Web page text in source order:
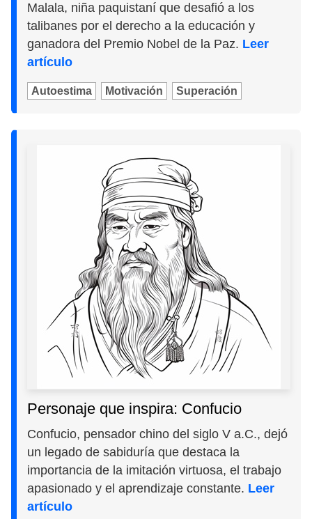
Malala, niña paquistaní que desafió a los
talibanes por el derecho a la educación y
ganadora del Premio Nobel de la Paz. Leer
artículo
Autoestima Motivación Superación
Personaje que inspira: Confucio
Confucio, pensador chino del siglo V a.C., dejó
un legado de sabiduría que destaca la
importancia de la imitación virtuosa, el trabajo
apasionado y el aprendizaje constante. Leer
artículo